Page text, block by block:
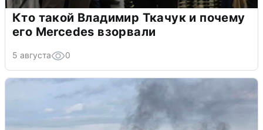
Кто такой Владимир Ткачук и почему
его Mercedes взорвали
5 августа 0